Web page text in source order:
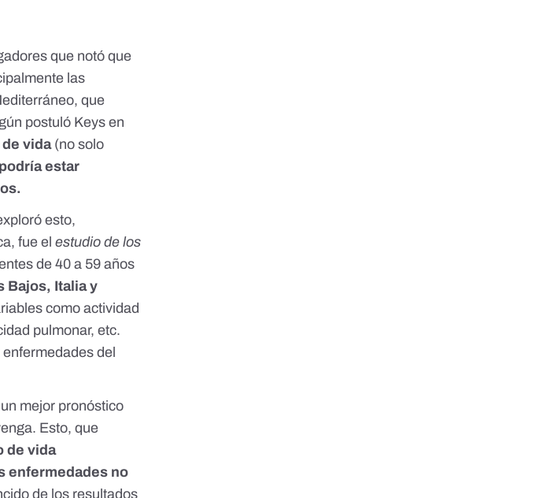
que notó que
las
que
postuló Keys en
vida(no solo
estar
esto,
fue elestudio de los
de 40 a 59 años
Bajos, Italia y
como actividad
pulmonar, etc.
del
mejor pronóstico
Esto, que
de vida
enfermedades no
de los resultados